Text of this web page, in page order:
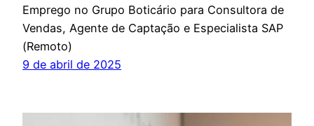
Emprego no Grupo Boticário para Consultora de
Vendas, Agente de Captação e Especialista SAP
(Remoto)
9 de abril de 2025